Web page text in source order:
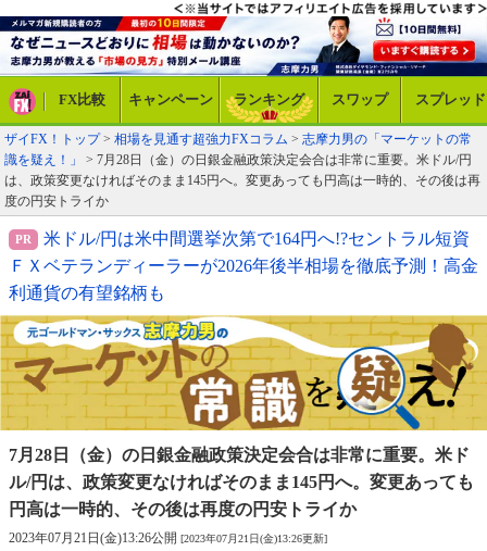
FX比較 キャンペーン ランキング スワップ スプレッド
ザイFX！トップ> 相場を見通す超強力FXコラム > 志摩力男の「マーケットの常
識を疑え！」
> 7月28日（金）の日銀金融政策決定会合は非常に重要。米ドル/円
は、政策変更なければそのまま145円へ。変更あっても円高は一時的、その後は再
度の円安トライか
米ドル/円は米中間選挙次第で164円へ!?セントラル短資
ＦＸベテランディーラーが2026年後半相場を徹底予測！高金
利通貨の有望銘柄も
7月28日（金）の日銀金融政策決定会合は非常に重要。 米ド
ル/円は、政策変更なければそのまま145円へ。変更あっても
円高は一時的、その後は再度の円安トライか
2023年07月21日(金)13:26公開 [2023年07月21日(金)13:26更新]